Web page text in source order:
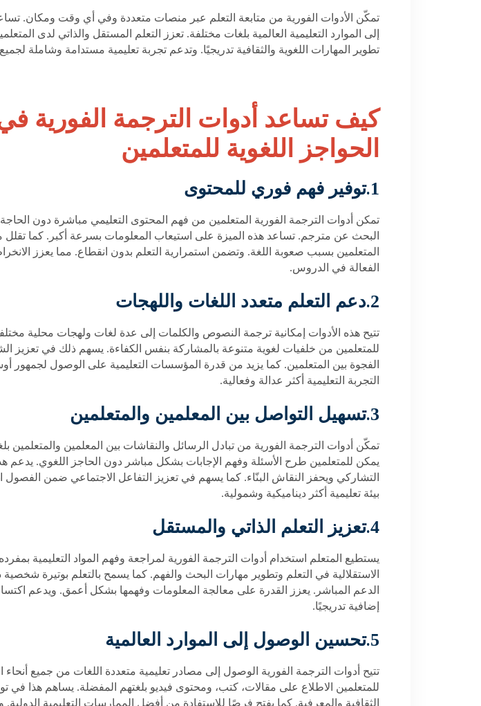
تمكّن الأدوات الفورية من متابعة التعلم عبر منصات متعددة وفي أي وقت ومكان.
إلى الموارد التعليمية العالمية بلغات مختلفة. تعزز التعلم المستقل والذاتي لدى
تطوير المهارات اللغوية والثقافية تدريجيًا. وتدعم تجربة تعليمية مستدامة وشاملة
كيف تساعد أدوات الترجمة الفورية في
الحواجز اللغوية للمتعلمين
1
.توفير فهم فوري للمحتوى
تمكن أدوات الترجمة الفورية المتعلمين من فهم المحتوى التعليمي مباشرة دون الحاجة
البحث عن مترجم. تساعد هذه الميزة على استيعاب المعلومات بسرعة أكبر. كما تقلل
المتعلمين بسبب صعوبة اللغة. وتضمن استمرارية التعلم بدون انقطاع. مما يعزز
الفعالة في الدروس.
2
.دعم التعلم متعدد اللغات واللهجات
تتيح هذه الأدوات إمكانية ترجمة النصوص والكلمات إلى عدة لغات ولهجات محلية
للمتعلمين من خلفيات لغوية متنوعة بالمشاركة بنفس الكفاءة. يسهم ذلك في تعزيز
الفجوة بين المتعلمين. كما يزيد من قدرة المؤسسات التعليمية على الوصول لجمهور
التجربة التعليمية أكثر عدالة وفعالية.
3
.تسهيل التواصل بين المعلمين والمتعلمين
تمكّن أدوات الترجمة الفورية من تبادل الرسائل والنقاشات بين المعلمين والمتعلمين
يمكن للمتعلمين طرح الأسئلة وفهم الإجابات بشكل مباشر دون الحاجز اللغوي. يدعم
التشاركي ويحفز النقاش البنّاء. كما يسهم في تعزيز التفاعل الاجتماعي ضمن الفصول
بيئة تعليمية أكثر ديناميكية وشمولية.
4
.تعزيز التعلم الذاتي والمستقل
يستطيع المتعلم استخدام أدوات الترجمة الفورية لمراجعة وفهم المواد التعليمية
الاستقلالية في التعلم وتطوير مهارات البحث والفهم. كما يسمح بالتعلم بوتيرة شخصية
الدعم المباشر. يعزز القدرة على معالجة المعلومات وفهمها بشكل أعمق. ويدعم
إضافية تدريجيًا.
5
.تحسين الوصول إلى الموارد العالمية
تتيح أدوات الترجمة الفورية الوصول إلى مصادر تعليمية متعددة اللغات من جميع أنحاء
للمتعلمين الاطلاع على مقالات، كتب، ومحتوى فيديو بلغتهم المفضلة. يساهم هذا في